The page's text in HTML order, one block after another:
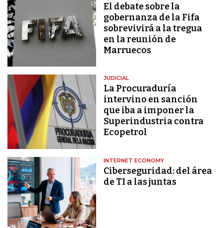
El debate sobre la
gobernanza de la Fifa
sobrevivirá a la tregua
en la reunión de
Marruecos
JUDICIAL
La Procuraduría
intervino en sanción
que iba a imponer la
Superindustria contra
Ecopetrol
INTERNET ECONOMY
Ciberseguridad: del área
de TI a las juntas